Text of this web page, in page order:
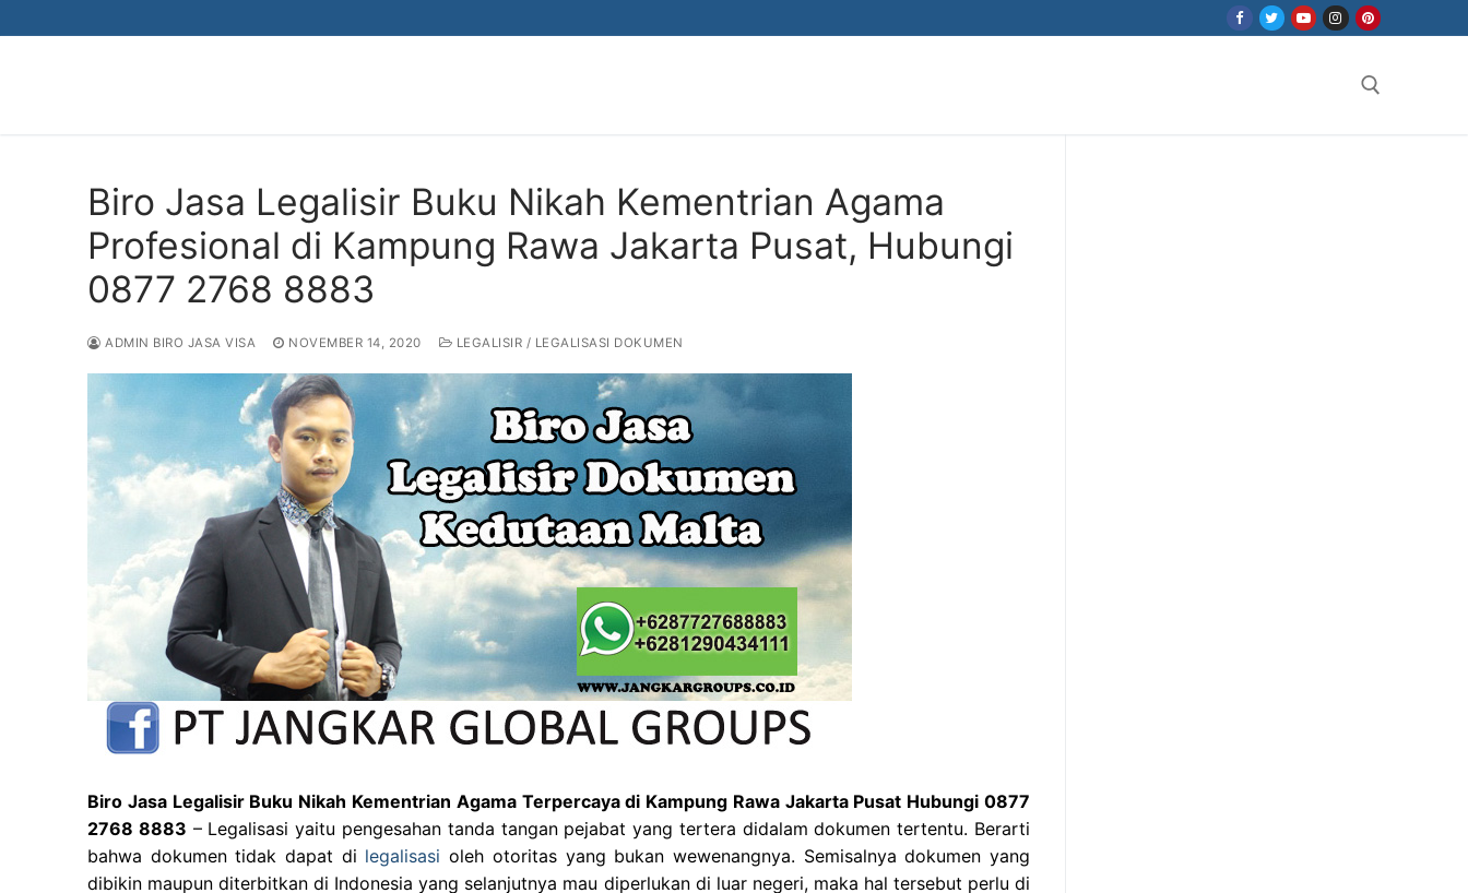
to
Biro Jasa Legalisir Buku Nikah Kementrian Agama
Profesional di Kampung Rawa Jakarta Pusat, Hubungi
0877 2768 8883
ADMIN BIRO JASA VISA NOVEMBER 14, 2020 LEGALISIR / LEGALISASI DOKUMEN
Biro Jasa Legalisir Buku Nikah Kementrian Agama Terpercaya di Kampung Rawa Jakarta Pusat Hubungi 0877
2768 8883 – Legalisasi yaitu pengesahan tanda tangan pejabat yang tertera didalam dokumen tertentu. Berarti
bahwa dokumen tidak dapat di legalisasi oleh otoritas yang bukan wewenangnya. Semisalnya dokumen yang
dibikin maupun diterbitkan di Indonesia yang selanjutnya mau diperlukan di luar negeri, maka hal tersebut perlu di